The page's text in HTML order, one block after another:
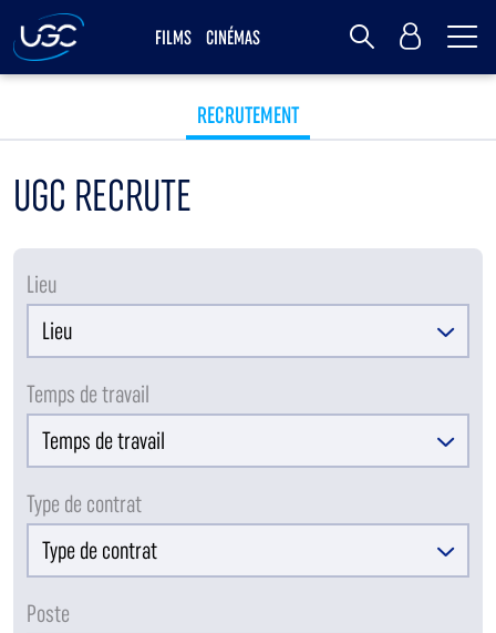
FILMS CINÉMAS MY UGC
RECRUTEMENT
UGC RECRUTE
Lieu
Temps de travail
Type de contrat
Poste